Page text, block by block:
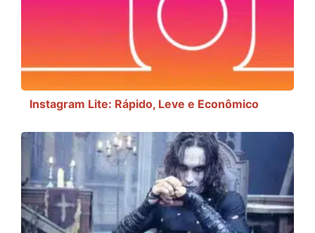
Instagram Lite: Rápido, Leve e Econômico